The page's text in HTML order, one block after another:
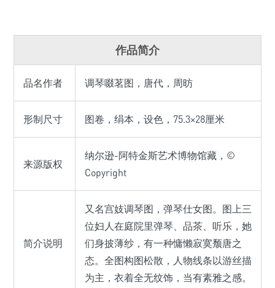
作品简介
品名作者 调琴啜茗图，唐代，周昉
形制尺寸 图卷，绢本，设色，75.3×28厘米
来源版权
纳尔逊-阿特金斯艺术博物馆藏，©
Copyright
简介说明
又名宫妓调琴图，弹琴仕女图。图上三
位妇人在庭院里弹琴、品茶、听乐，她
们身披薄纱，有一种慵懒寂寞颓唐之
态。全图构图松散，人物线条以游丝描
为主，衣着全无纹饰，当有素雅之感。